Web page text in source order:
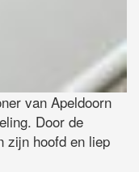
van Apeldoorn
Door de
zijn hoofd en liep